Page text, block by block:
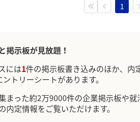
1
掲示板が見放題！
には1件の掲示板書き込みのほか、内
トリーシートがあります。
まった約2万9000件の企業掲示板や
内定情報をご覧いただけます。